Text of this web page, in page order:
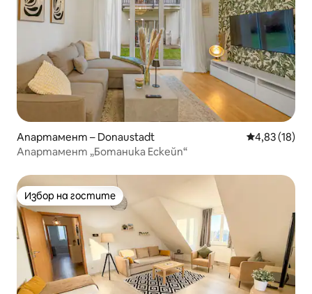
Апартамент – Donaustadt Средна
4,83 (18)
Апартамент „Ботаника Ескейп“
Избор на гостите
Избор на гостите